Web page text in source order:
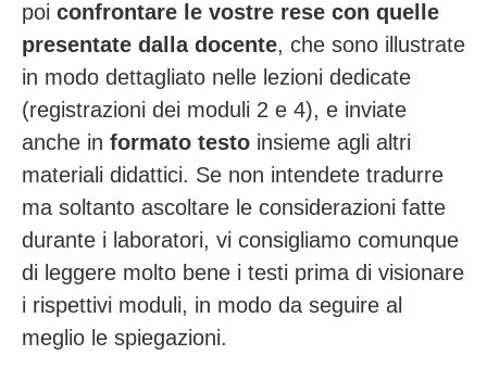
poi confrontare le vostre rese con quelle
presentate dalla docente, che sono illustrate
in modo dettagliato nelle lezioni dedicate
(registrazioni dei moduli 2 e 4), e inviate
anche in formato testo insieme agli altri
materiali didattici. Se non intendete tradurre
ma soltanto ascoltare le considerazioni fatte
durante i laboratori, vi consigliamo comunque
di leggere molto bene i testi prima di visionare
i rispettivi moduli, in modo da seguire al
meglio le spiegazioni.